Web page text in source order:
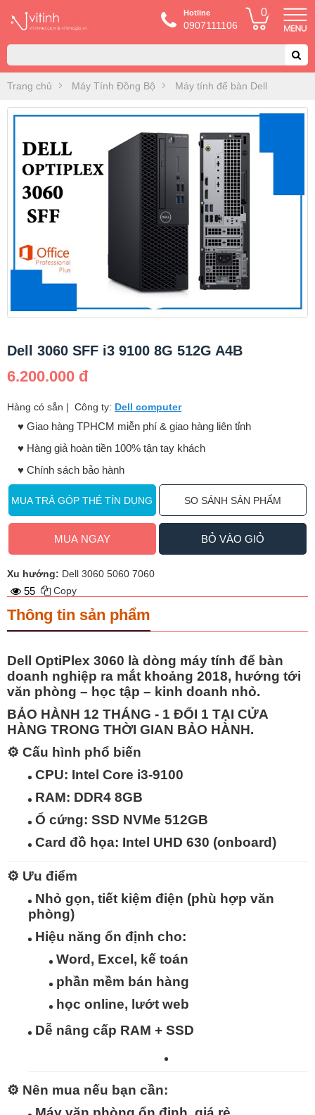
Hotline
0907111106
0
Trang chủ Máy Tính Đồng Bộ Máy tính để bàn Dell
Dell 3060 SFF i3 9100 8G 512G A4B
6.200.000 đ
Hàng có sẳn | Công ty: Dell computer
♥️ Giao hàng TPHCM miễn phí & giao hàng liên tỉnh
♥️ Hàng giả hoàn tiền 100% tận tay khách
♥️ Chính sách bảo hành
MUA TRẢ GÓP THẺ TÍN DỤNG SO SÁNH SẢN PHẨM
MUA NGAY BỎ VÀO GIỎ
Xu hướng: Dell 3060 5060 7060
55 Copy
Thông tin sản phẩm
Dell OptiPlex 3060 là dòng máy tính để bàn
doanh nghiệp ra mắt khoảng 2018, hướng tới
văn phòng – học tập – kinh doanh nhỏ.
BẢO HÀNH 12 THÁNG - 1 ĐỔI 1 TẠI CỬA
HÀNG TRONG THỜI GIAN BẢO HÀNH.
⚙️ Cấu hình phổ biến
CPU: Intel Core i3-9100
RAM: DDR4 8GB
Ổ cứng: SSD NVMe 512GB
Card đồ họa: Intel UHD 630 (onboard)
⚙️ Ưu điểm
Nhỏ gọn, tiết kiệm điện (phù hợp văn
phòng)
Hiệu năng ổn định cho:
Word, Excel, kế toán
phần mềm bán hàng
học online, lướt web
Dễ nâng cấp RAM + SSD
⚙️ Nên mua nếu bạn cần: